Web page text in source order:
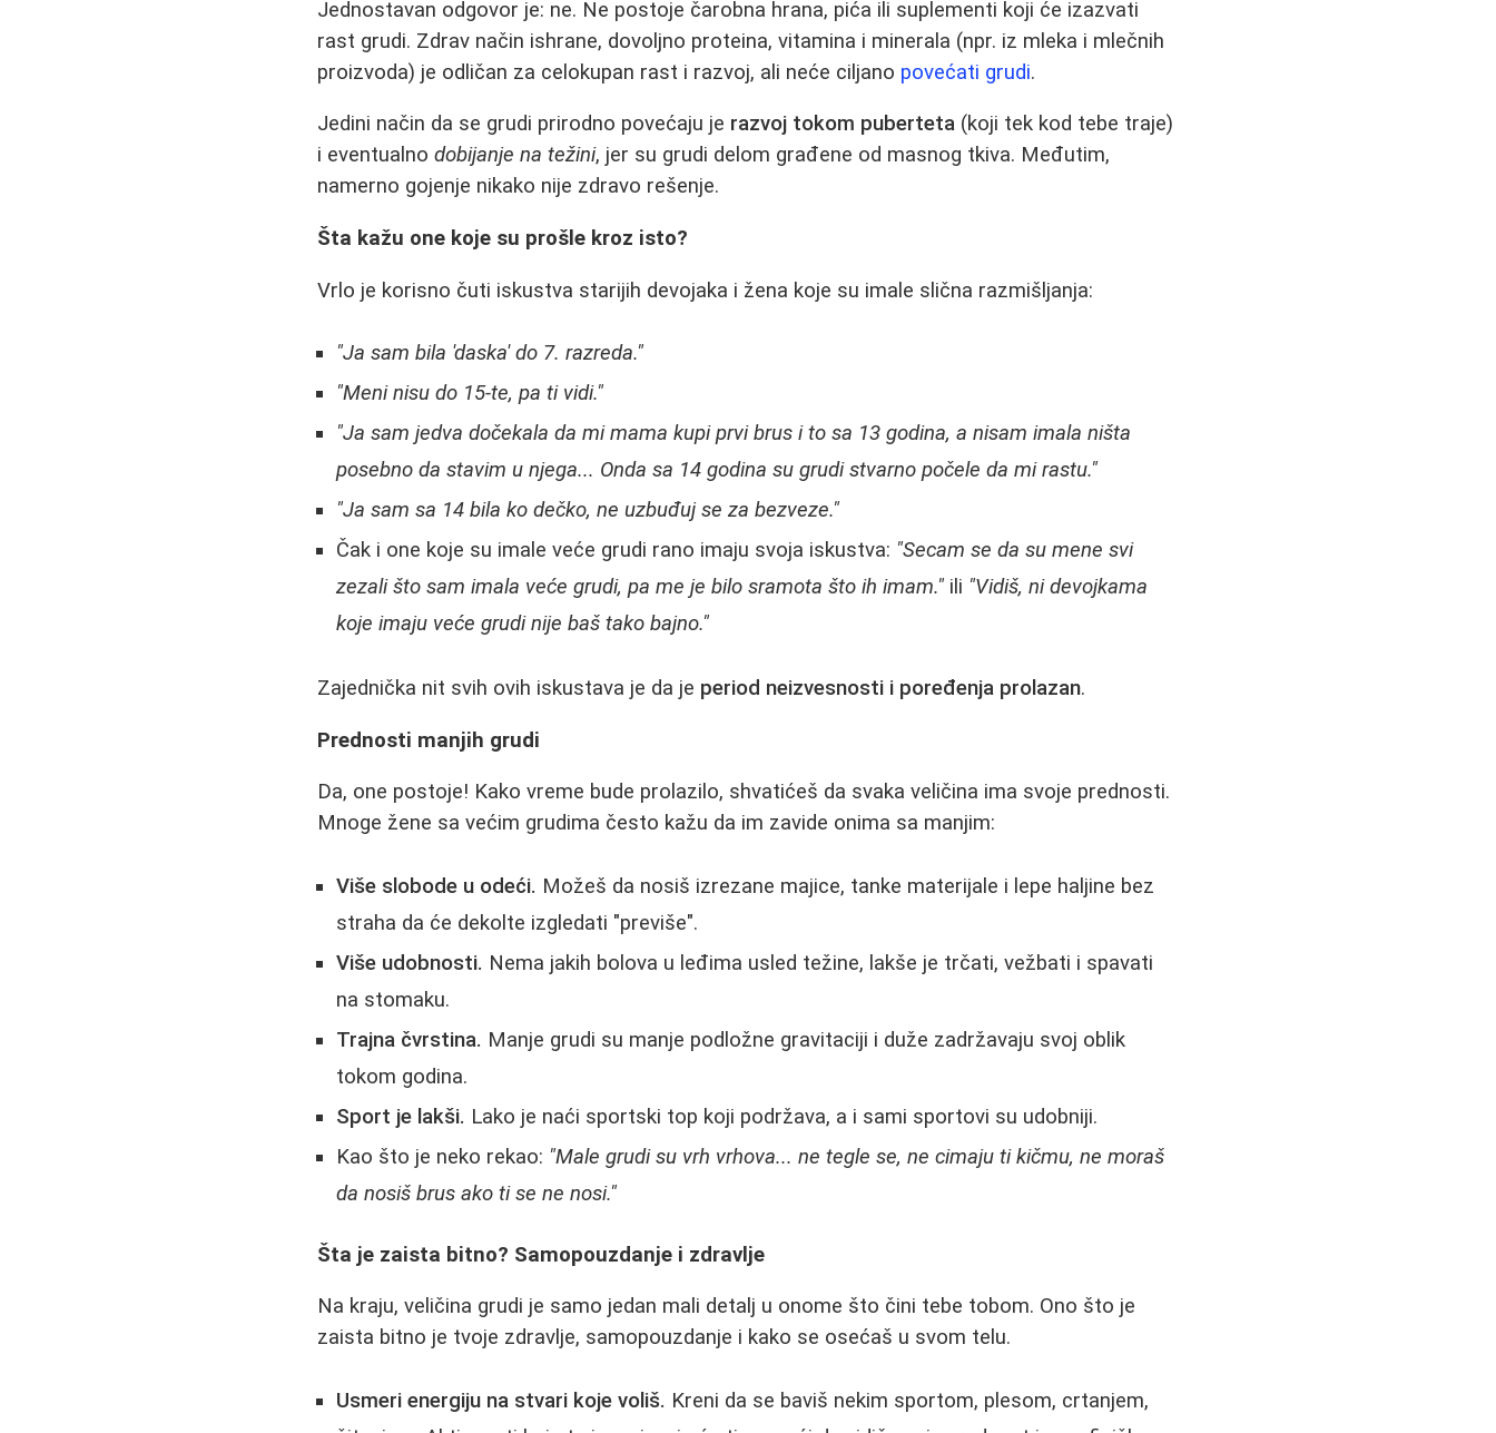
Jednostavan odgovor je: ne. Ne postoje čarobna hrana, pića ili suplementi koji će izazvati
rast grudi. Zdrav način ishrane, dovoljno proteina, vitamina i minerala (npr. iz mleka i mlečnih
proizvoda) je odličan za celokupan rast i razvoj, ali neće ciljano povećati grudi.
Jedini način da se grudi prirodno povećaju je razvoj tokom puberteta (koji tek kod tebe traje)
i eventualnodobijanje na težini, jer su grudi delom građene od masnog tkiva. Međutim,
namerno gojenje nikako nije zdravo rešenje.
Šta kažu one koje su prošle kroz isto?
Vrlo je korisno čuti iskustva starijih devojaka i žena koje su imale slična razmišljanja:
"Ja sam bila 'daska' do 7. razreda."
"Meni nisu do 15-te, pa ti vidi."
"Ja sam jedva dočekala da mi mama kupi prvi brus i to sa 13 godina, a nisam imala ništa
posebno da stavim u njega... Onda sa 14 godina su grudi stvarno počele da mi rastu."
"Ja sam sa 14 bila ko dečko, ne uzbuđuj se za bezveze."
Čak i one koje su imale veće grudi rano imaju svoja iskustva: "Secam se da su mene svi
zezali što sam imala veće grudi, pa me je bilo sramota što ih imam." ili "Vidiš, ni devojkama
koje imaju veće grudi nije baš tako bajno."
Zajednička nit svih ovih iskustava je da je period neizvesnosti i poređenja prolazan.
Prednosti manjih grudi
Da, one postoje! Kako vreme bude prolazilo, shvatićeš da svaka veličina ima svoje prednosti.
Mnoge žene sa većim grudima često kažu da im zavide onima sa manjim:
Više slobode u odeći. Možeš da nosiš izrezane majice, tanke materijale i lepe haljine bez
straha da će dekolte izgledati "previše".
Više udobnosti. Nema jakih bolova u leđima usled težine, lakše je trčati, vežbati i spavati
na stomaku.
Trajna čvrstina. Manje grudi su manje podložne gravitaciji i duže zadržavaju svoj oblik
tokom godina.
Sport je lakši. Lako je naći sportski top koji podržava, a i sami sportovi su udobniji.
Kao što je neko rekao: "Male grudi su vrh vrhova... ne tegle se, ne cimaju ti kičmu, ne moraš
da nosiš brus ako ti se ne nosi."
Šta je zaista bitno? Samopouzdanje i zdravlje
Na kraju, veličina grudi je samo jedan mali detalj u onome što čini tebe tobom. Ono što je
zaista bitno je tvoje zdravlje, samopouzdanje i kako se osećaš u svom telu.
Usmeri energiju na stvari koje voliš. Kreni da se baviš nekim sportom, plesom, crtanjem,